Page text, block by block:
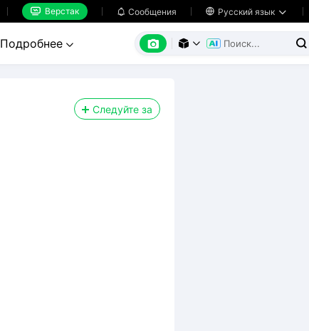
 Верстак  Сообщения  Русский язык 
Подробнее     
Следуйте за